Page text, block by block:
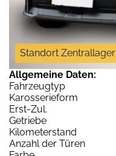
Standort Zentrallager
Allgemeine Daten:
Fahrzeugtyp
Karosserieform
Erst-Zul.
Getriebe
Kilometerstand
Anzahl der Türen